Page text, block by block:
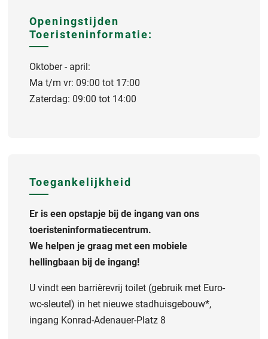
Openingstijden
Toeristeninformatie:
Oktober - april:
Ma t/m vr: 09:00 tot 17:00
Zaterdag: 09:00 tot 14:00
Toegankelijkheid
Er is een opstapje bij de ingang van ons
toeristeninformatiecentrum.
We helpen je graag met een mobiele
hellingbaan bij de ingang!
U vindt een barrièrevrij toilet (gebruik met Euro-
wc-sleutel) in het nieuwe stadhuisgebouw*,
ingang Konrad-Adenauer-Platz 8